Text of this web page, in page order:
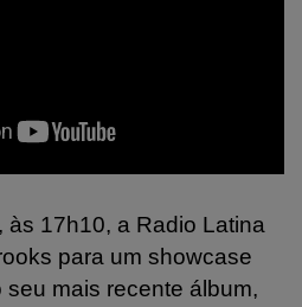
às 17h10, a Radio Latina
para um showcase
mais recente álbum,